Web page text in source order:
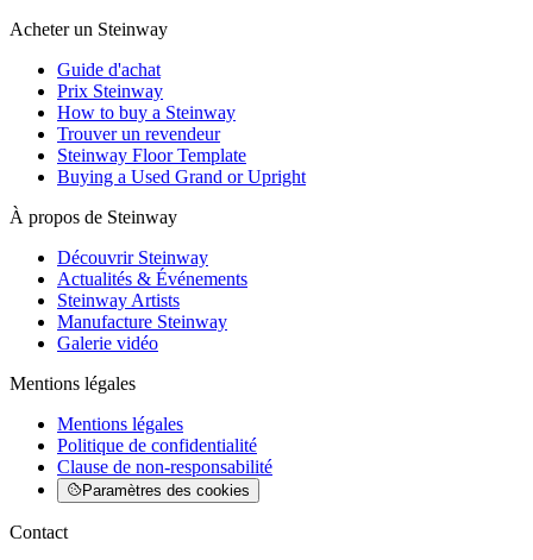
Acheter un Steinway
Guide d'achat
Prix Steinway
How to buy a Steinway
Trouver un revendeur
Steinway Floor Template
Buying a Used Grand or Upright
À propos de Steinway
Découvrir Steinway
Actualités & Événements
Steinway Artists
Manufacture Steinway
Galerie vidéo
Mentions légales
Mentions légales
Politique de confidentialité
Clause de non-responsabilité
Paramètres des cookies
Contact